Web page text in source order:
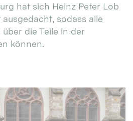
hat sich Heinz Peter Lob
sodass alle
die Teile in der
können.